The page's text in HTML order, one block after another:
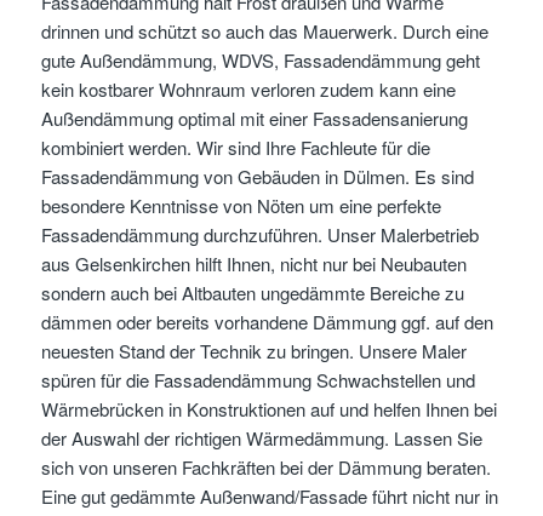
drinnen und schützt so auch das Mauerwerk. Durch eine
gute Außendämmung, WDVS, Fassadendämmung geht
kein kostbarer Wohnraum verloren zudem kann eine
Außendämmung optimal mit einer Fassadensanierung
kombiniert werden. Wir sind Ihre Fachleute für die
Fassadendämmung von Gebäuden in Dülmen. Es sind
besondere Kenntnisse von Nöten um eine perfekte
Fassadendämmung durchzuführen. Unser Malerbetrieb
aus Gelsenkirchen hilft Ihnen, nicht nur bei Neubauten
sondern auch bei Altbauten ungedämmte Bereiche zu
dämmen oder bereits vorhandene Dämmung ggf. auf den
neuesten Stand der Technik zu bringen. Unsere Maler
spüren für die Fassadendämmung Schwachstellen und
Wärmebrücken in Konstruktionen auf und helfen Ihnen bei
der Auswahl der richtigen Wärmedämmung. Lassen Sie
sich von unseren Fachkräften bei der Dämmung beraten.
Eine gut gedämmte Außenwand/Fassade führt nicht nur in